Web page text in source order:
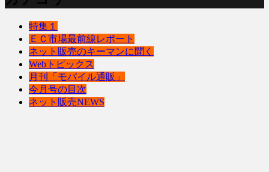
特集１
ＥＣ市場最前線レポート
ネット販売のキーマンに聞く
Webトピックス
月刊「モバイル通販」
今月号の目次
ネット販売NEWS